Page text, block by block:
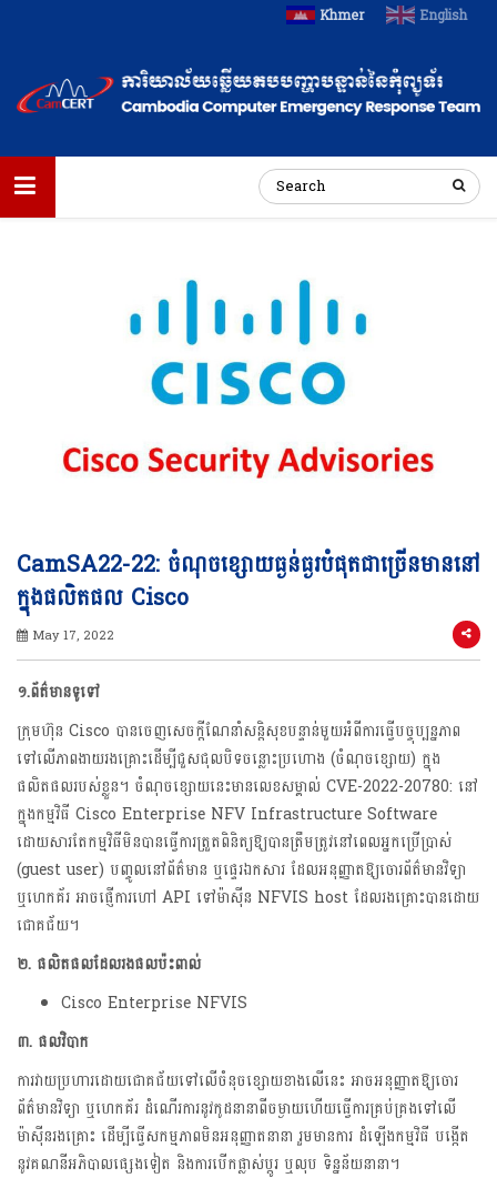
Khmer English
CamSA22-22: ចំណុចខ្សោយធ្ងន់ធ្ងរបំផុតជាច្រើនមាននៅ
ក្នុងផលិតផល Cisco
May 17, 2022
១.ព័ត៌មានទូទៅ
ក្រុមហ៊ុន Cisco បាន​ចេញ​សេចក្តី​ណែនាំសន្តិសុខបន្ទាន់មួយ​អំពីការធ្វើបច្ចុប្បន្នភាព
ទៅលើភាពងាយរងគ្រោះដើម្បីជួសជុលបិទចន្លោះប្រហោង ​(ចំណុចខ្សោយ) ក្នុង
ផលិតផលរបស់ខ្លួន។ ចំណុចខ្សោយនេះមានលេខសម្គាល់ CVE-2022-20780: នៅ
ក្នុងកម្មវិធី Cisco Enterprise NFV Infrastructure Software
ដោយសារតែកម្មវិធីមិនបានធ្វើការត្រួតពិនិត្យឱ្យបានត្រឹមត្រូវនៅពេលអ្នកប្រើប្រាស់
(guest user) បញ្ចូលនៅព័ត៌មាន​ ឬផ្ទេរឯកសារ ដែលអនុញ្ញាតឱ្យចោរព័ត៌មានវិទ្យា
ឬហេកគ័រ អាចផ្ញើការហៅ API ទៅម៉ាស៊ីន NFVIS host ដែលរងគ្រោះបានដោយ
ជោគជ័យ។
២. ផលិតផលដែលរងផលប៉ះពាល់
Cisco Enterprise NFVIS
៣. ផលវិបាក
ការវាយប្រហារដោយជោគជ័យទៅលើចំនុចខ្សោយខាងលើនេះ អាចអនុញ្ញាតឱ្យចោរ
ព័ត៌មានវិទ្យា ឬហេកគ័រ ដំណើរការនូវកូដនានាពីចម្ងាយហើយធ្វើការគ្រប់គ្រងទៅលើ
ម៉ាស៊ីនរងគ្រោះ ដើម្បីធ្វើសកម្មភាពមិនអនុញ្ញាតនានា រួមមានការ ដំឡើងកម្មវិធី បង្កើត
នូវគណនីអភិបាលផ្សេងទៀត និងការបើកផ្លាស់ប្តូរ ឬលុប ទិន្នន័យនានា។